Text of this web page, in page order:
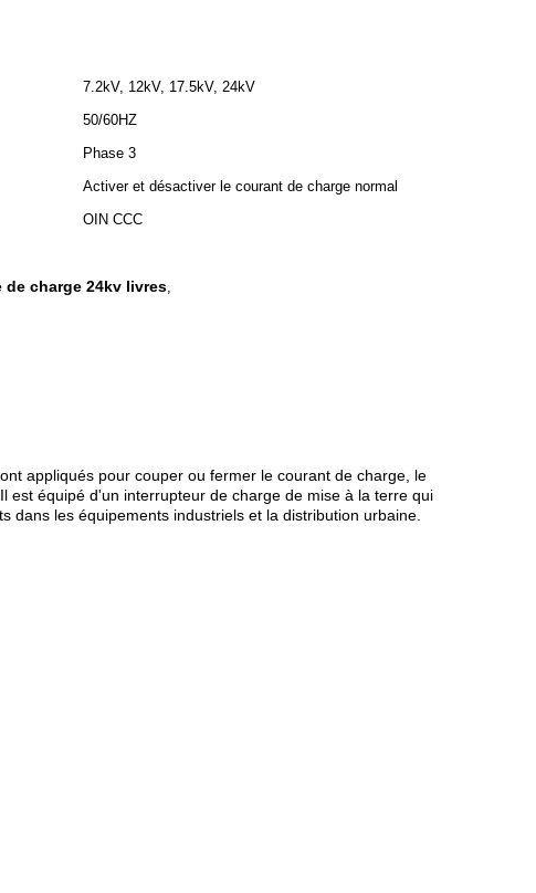
7.2kV, 12kV, 17.5kV, 24kV
50/60HZ
Phase 3
Activer et désactiver le courant de charge normal
OIN CCC
charge 24kv livres,
appliqués pour couper ou fermer le courant de charge, le
équipé d'un interrupteur de charge de mise à la terre qui
les équipements industriels et la distribution urbaine.